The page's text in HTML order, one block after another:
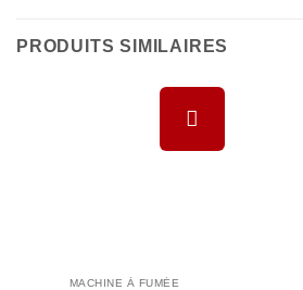
PRODUITS SIMILAIRES
MACHINE À FUMÉE